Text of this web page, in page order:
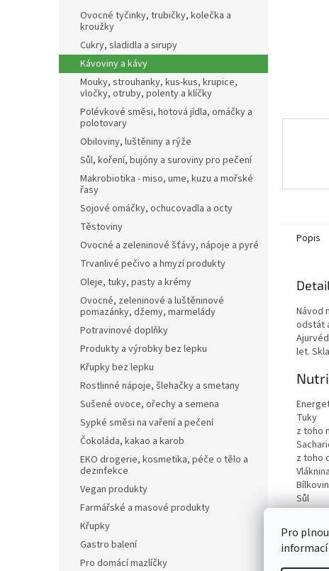
Pro
informací
Ovocné tyčinky, trubičky, kolečka a
kroužky
Cukry, sladidla a sirupy
Kávoviny a kávy
Mouky, strouhanky, kus-kus, krupice,
vločky, otruby, polenty a klíčky
Polévkové směsi, hotová jídla, omáčky a
polotovary
Obiloviny, luštěniny a rýže
Sůl, koření, bujóny a suroviny pro pečení
Makrobiotika - miso, ume, kuzu a mořské
řasy
Sojové omáčky, ochucovadla a octy
Těstoviny
Ovocné a zeleninové šťávy, nápoje a pyré
Trvanlivé pečivo a hmyzí produkty
Oleje, tuky, pasty a krémy
Ovocné, zeleninové a luštěninové
pomazánky, džemy, marmelády
Potravinové doplňky
Produkty a výrobky bez lepku
Křupky bez lepku
Rostlinné nápoje, šlehačky a smetany
Sušené ovoce, ořechy a semena
Sypké směsi na vaření a pečení
Čokoláda, kakao a karob
EKO drogerie, kosmetika, péče o tělo a
dezinfekce
Vegan produkty
Farmářské a masové produkty
Křupky
Gastro balení
Pro domácí mazlíčky
Popis
Návod
odstát
let.
Tuky
z toho
z toho
Vláknina
Sůl